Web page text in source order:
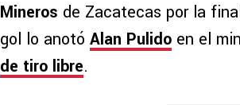
Mineros de Zacatecas por la
gol lo anotó Alan Pulido en el
de tiro libre.